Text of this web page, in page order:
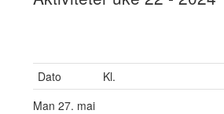
Dato Kl.
Man 27. mai